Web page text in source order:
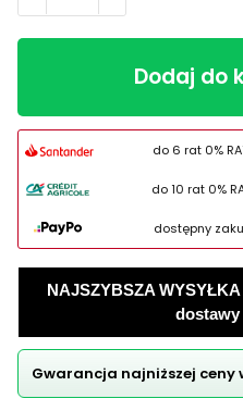
Dodaj do
do 6 rat 0%
do 10 rat 0%
dostępny
NAJSZYBSZA
Gwarancja najniższej ceny